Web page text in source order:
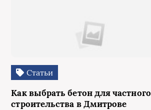
Статьи
Как выбрать бетон для частного
строительства в Дмитрове